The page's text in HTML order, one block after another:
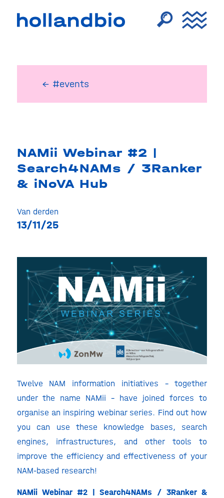
← #events
NAMii Webinar #2 |
Search4NAMs / 3Ranker
& iNoVA Hub
Van derden
13/11/25
Twelve NAM information initiatives – together
under the name NAMii – have joined forces to
organise an inspiring webinar series. Find out how
you can use these knowledge bases, search
engines, infrastructures, and other tools to
improve the efficiency and effectiveness of your
NAM-based research!
NAMii Webinar #2 | Search4NAMs / 3Ranker &